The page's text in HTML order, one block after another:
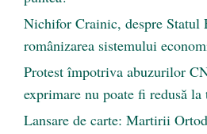
Nichifor Crainic, despre Statul
românizarea sistemului
Protest împotriva abuzurilor
exprimare nu poate fi redusă la
Lansare de carte: Martirii